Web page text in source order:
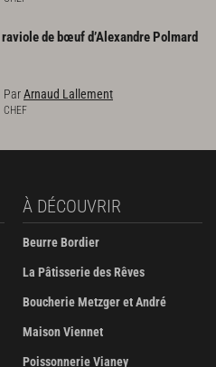
raviolede bœufd’Alexandre Polmard
ParArnaud Lallement
CHEF
À DÉCOUVRIR
Beurre Bordier
La Pâtisserie des Rêves
Boucherie Metzger et André
Maison Viennet
Poissonnerie Vianey